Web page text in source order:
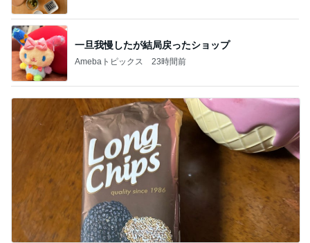
一旦我慢したが結局戻ったショップ
Amebaトピックス 23時間前